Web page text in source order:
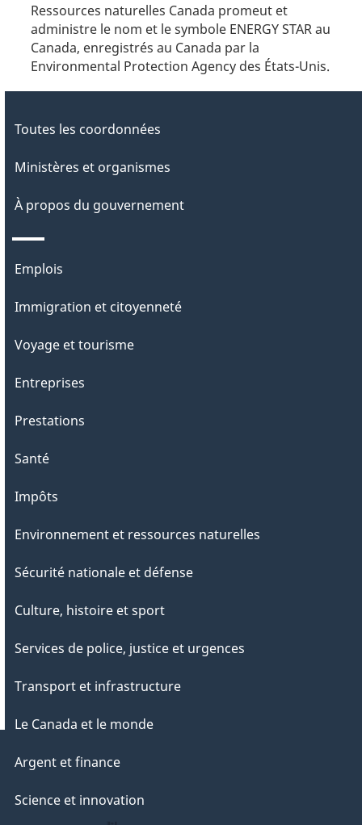
Ressources naturelles Canada promeut et
administre le nom et le symbole ENERGY STAR au
Canada, enregistrés au Canada par la
Environmental Protection Agency des États-Unis.
Toutes les coordonnées
Ministères et organismes
À propos du gouvernement
Thèmes
sujets
Emplois
Immigration et citoyenneté
Voyage et tourisme
Entreprises
Prestations
Santé
Impôts
Environnement et ressources naturelles
Sécurité nationale et défense
Culture, histoire et sport
Services de police, justice et urgences
Transport et infrastructure
Le Canada et le monde
Argent et finance
Science et innovation